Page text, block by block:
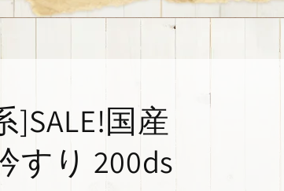
国産
すり 200ds